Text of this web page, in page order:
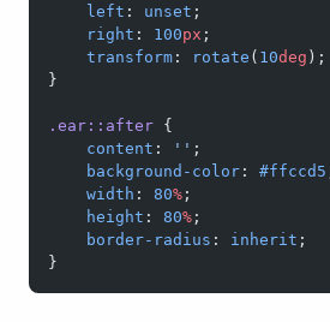
    left
: unset ;
    right
: 100px ;
    transform
: rotate ( 10deg );
}
.ear::after {
    content
: '' ;
    background-color
: #ffccd5
    width
: 80% ;
    height
: 80% ;
    border-radius
: inherit ;
}